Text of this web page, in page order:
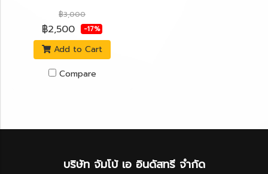
฿3,000
฿2,500 -17%
Add to Cart
Compare
บริษัท จัมโบ้ เอ อินดัสทรี จำกัด